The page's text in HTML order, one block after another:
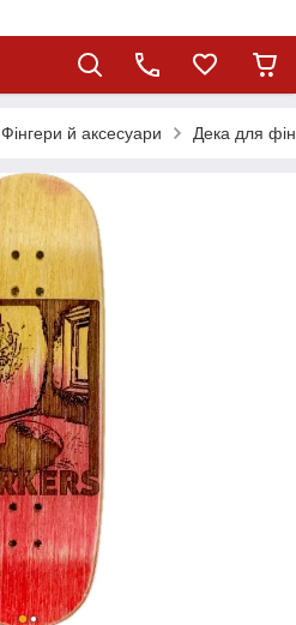
Фінгери й аксесуари Дека для